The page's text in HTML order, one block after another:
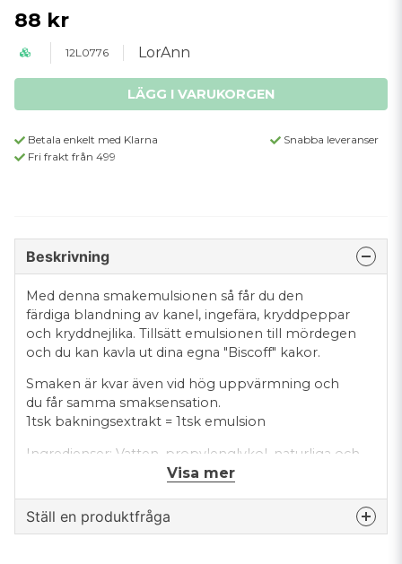
88 kr
12L0776 LorAnn
LÄGG I VARUKORGEN
Betala enkelt med Klarna
Snabba leveranser
Fri frakt från 499
Beskrivning
Med denna smakemulsionen så får du den
färdiga blandning av kanel, ingefära, kryddpeppar
och kryddnejlika. Tillsätt emulsionen till mördegen
och du kan kavla ut dina egna "Biscoff" kakor.
Smaken är kvar även vid hög uppvärmning och
du får samma smaksensation.
1tsk bakningsextrakt = 1tsk emulsion
Ingredienser: Vatten, propylenglykol, naturliga och
artificiella smaker, glycerin, xantangummi, salt
vattenlöslig
Visa mer
Ställ en produktfråga